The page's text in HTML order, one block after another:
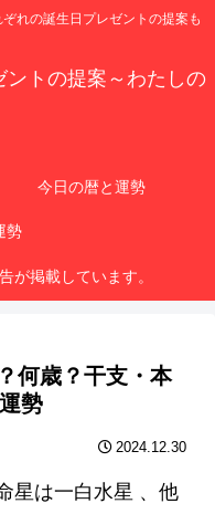
れの誕生日プレゼントの提案も
トの提案～わたしの
今日の暦と運勢
勢
が掲載しています。
何歳？干支・本
勢
2024.12.30
星は一白水星 、他